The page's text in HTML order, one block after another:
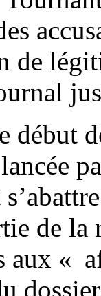
de
début
de
aux «